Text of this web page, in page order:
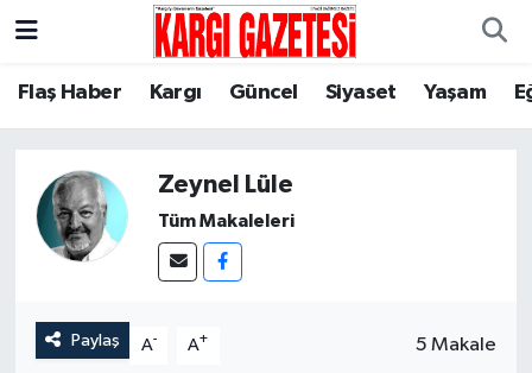
Flaş Haber Kargı Güncel Siyaset Yaşam
Zeynel Lüle
Tüm Makaleleri
Paylaş A- A+ 5 Makale
Flaş Haber
Güncel
Yaşam
Nöbetçi Eczaneler
Çorum Namaz Vakitleri
Trafik Durumu
Süper Lig Puan Durumu ve Fikstür